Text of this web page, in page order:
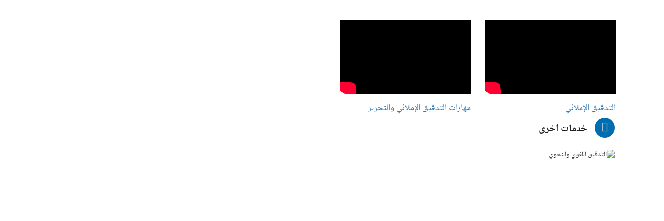
التدقيق الإملائي مهارات التدقيق الإملائي والتحرير
خدمات اخرى